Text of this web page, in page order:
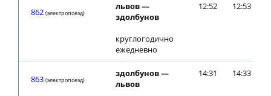
862 (электропоезд)
львов —
здолбунов
круглогодично
ежедневно
12:52 12:53
863 (электропоезд)
здолбунов —
львов
14:31 14:33